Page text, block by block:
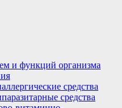
и функций организма
средства
средства